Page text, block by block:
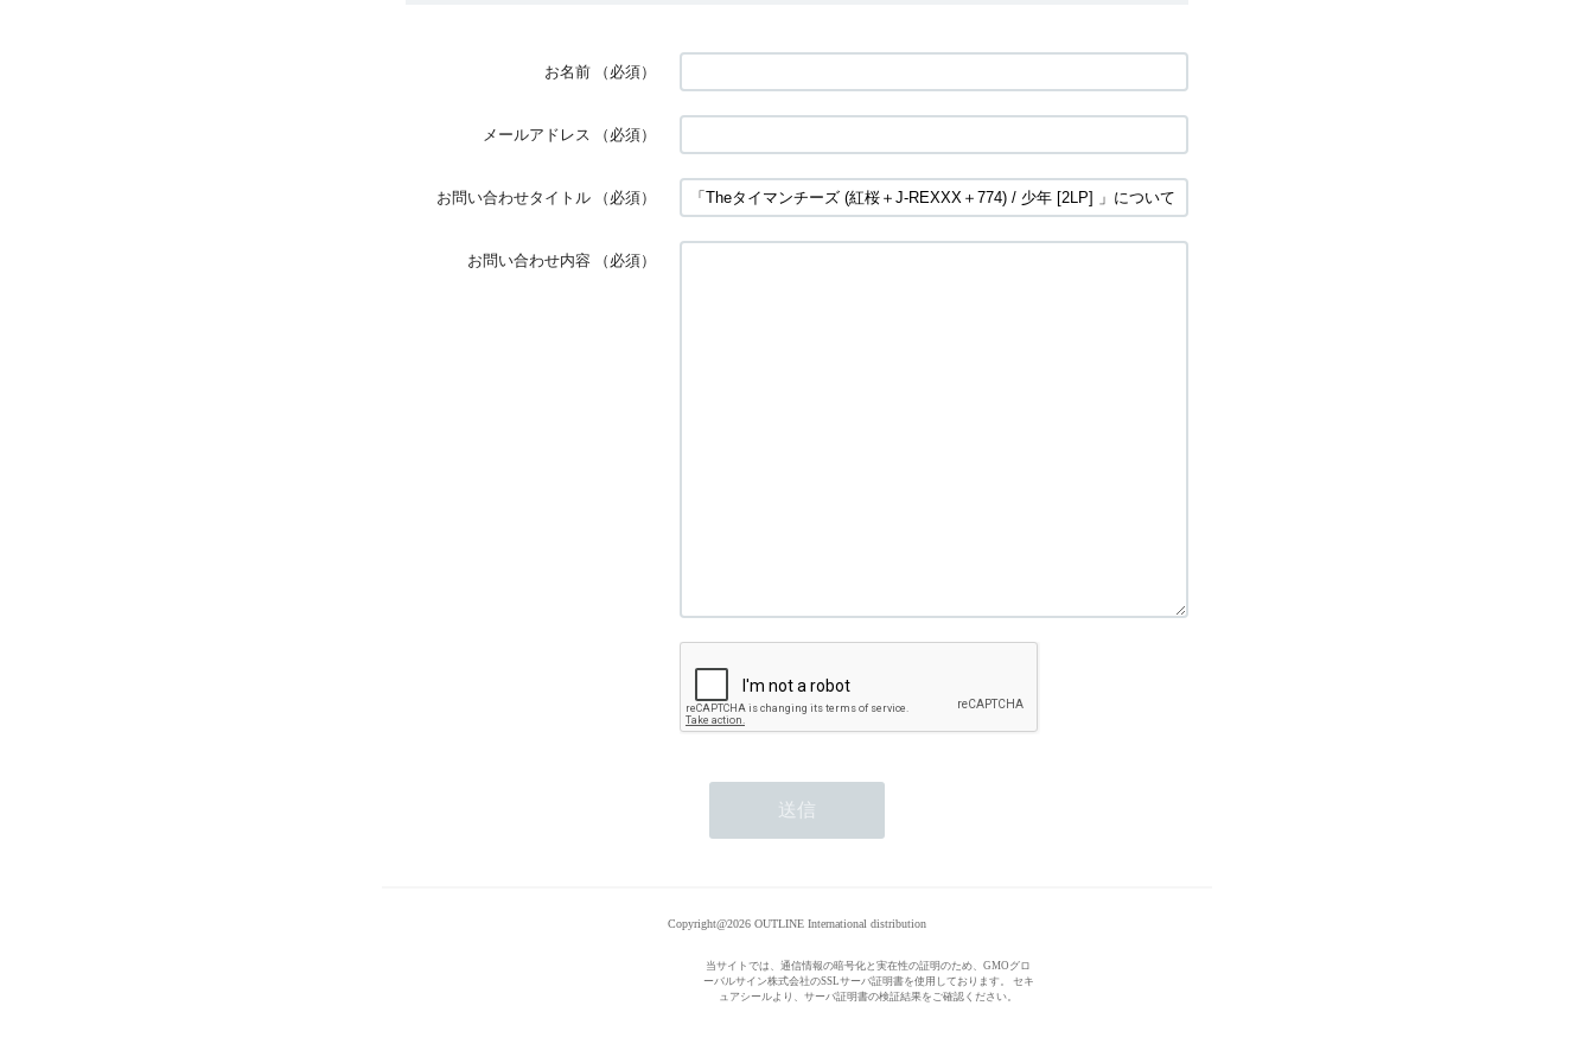
お名前 （必須）
メールアドレス （必須）
お問い合わせタイトル （必須）
お問い合わせ内容 （必須）
Copyright@2026 OUTLINE International distribution
当サイトでは、通信情報の暗号化と実在性の証明のため、GMOグロ
ーバルサイン株式会社のSSLサーバ証明書を使用しております。 セキ
ュアシールより、サーバ証明書の検証結果をご確認ください。